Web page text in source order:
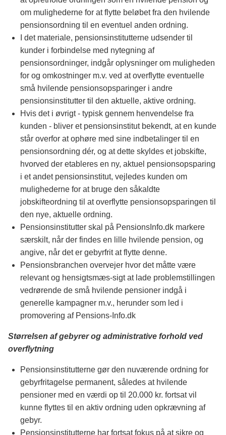
om mulighederne for at flytte beløbet fra den hvilende
pensionsordning til en eventuel anden ordning.
I det materiale, pensionsinstitutterne udsender til
kunder i forbindelse med nytegning af
pensionsordninger, indgår oplysninger om muligheden
for og omkostninger m.v. ved at overflytte eventuelle
små hvilende pensionsopsparinger i andre
pensionsinstitutter til den aktuelle, aktive ordning.
Hvis det i øvrigt - typisk gennem henvendelse fra
kunden - bliver et pensionsinstitut bekendt, at en kunde
står overfor at ophøre med sine indbetalinger til en
pensionsordning dér, og at dette skyldes et jobskifte,
hvorved der etableres en ny, aktuel pensionsopsparing
i et andet pensionsinstitut, vejledes kunden om
mulighederne for at bruge den såkaldte
jobskifteordning til at overflytte pensionsopsparingen til
den nye, aktuelle ordning.
Pensionsinstitutter skal på PensionsInfo.dk markere
særskilt, når der findes en lille hvilende pension, og
angive, når det er gebyrfrit at flytte denne.
Pensionsbranchen overvejer hvor det måtte være
relevant og hensigtsmæs-sigt at lade problemstillingen
vedrørende de små hvilende pensioner indgå i
generelle kampagner m.v., herunder som led i
promovering af Pensions-Info.dk
Størrelsen af gebyrer og administrative forhold ved
overflytning
Pensionsinstitutterne gør den nuværende ordning for
gebyrfritagelse permanent, således at hvilende
pensioner med en værdi op til 20.000 kr. fortsat vil
kunne flyttes til en aktiv ordning uden opkrævning af
gebyr.
Pensionsinstitutterne har fortsat fokus på at sikre og